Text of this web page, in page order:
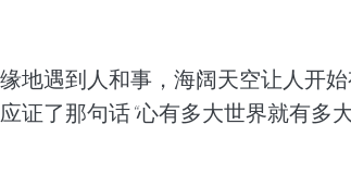
地遇到人和事，海阔天空让人开
证了那句话“心有多大世界就有多